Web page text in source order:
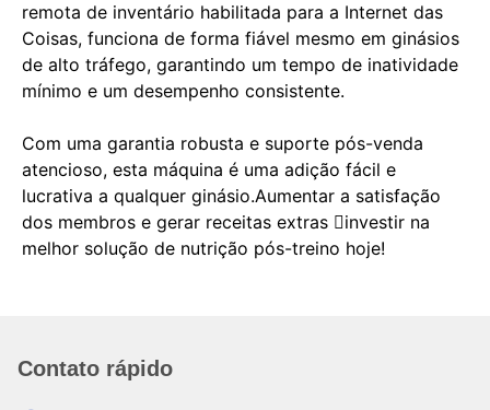
remota de inventário habilitada para a Internet das
Coisas, funciona de forma fiável mesmo em ginásios
de alto tráfego, garantindo um tempo de inatividade
mínimo e um desempenho consistente.
Com uma garantia robusta e suporte pós-venda
atencioso, esta máquina é uma adição fácil e
lucrativa a qualquer ginásio.Aumentar a satisfação
dos membros e gerar receitas extras investir na
melhor solução de nutrição pós-treino hoje!
Contato rápido